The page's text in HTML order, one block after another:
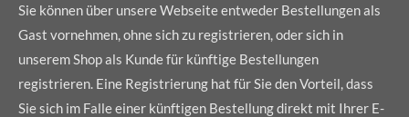
Sie können über unsere Webseite entweder Bestellungen als
Gast vornehmen, ohne sich zu registrieren, oder sich in
unserem Shop als Kunde für künftige Bestellungen
registrieren. Eine Registrierung hat für Sie den Vorteil, dass
Sie sich im Falle einer künftigen Bestellung direkt mit Ihrer E-